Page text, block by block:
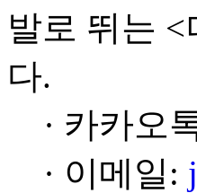
발로 뛰는
다.
· 카카오
· 이메일: